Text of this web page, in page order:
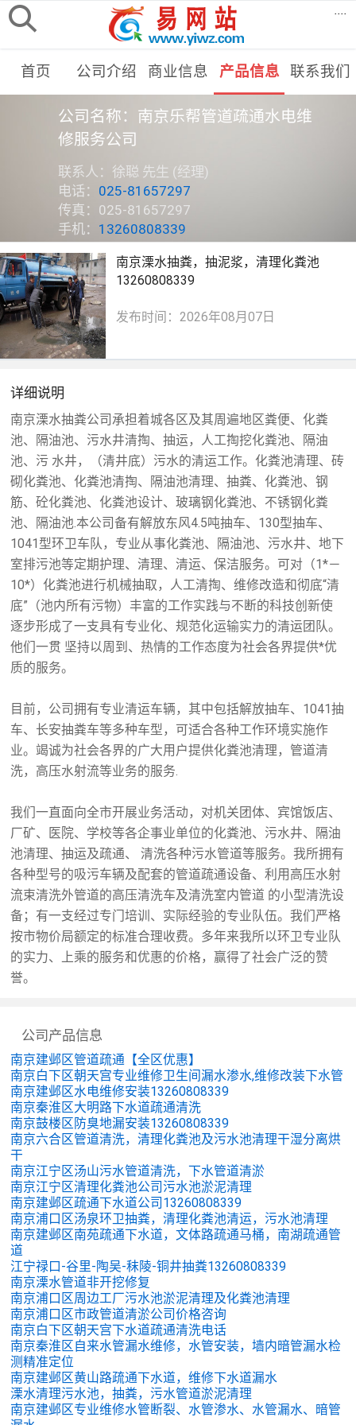
....
首页 公司介绍 商业信息 产品信息 联系我们
公司名称：南京乐帮管道疏通水电维
修服务公司
联系人：徐聪 先生 (经理)
电话： 025-81657297
传真：025-81657297
手机： 13260808339
南京溧水抽粪，抽泥浆，清理化粪池
13260808339
发布时间：2026年08月07日
详细说明
南京溧水抽粪公司承担着城各区及其周遍地区粪便、化粪
池、隔油池、污水井清掏、抽运，人工掏挖化粪池、隔油
池、污 水井，（清井底）污水的清运工作。化粪池清理、砖
砌化粪池、化粪池清掏、隔油池清理、抽粪、化粪池、钢
筋、砼化粪池、化粪池设计、玻璃钢化粪池、不锈钢化粪
池、隔油池.本公司备有解放东风4.5吨抽车、130型抽车、
1041型环卫车队，专业从事化粪池、隔油池、污水井、地下
室排污池等定期护理、清理、清运、保洁服务。可对（1*－
10*）化粪池进行机械抽取，人工清掏、维修改造和彻底“清
底”（池内所有污物）丰富的工作实践与不断的科技创新使
逐步形成了一支具有专业化、规范化运输实力的清运团队。
他们一贯 坚持以周到、热情的工作态度为社会各界提供*优
质的服务。
目前，公司拥有专业清运车辆，其中包括解放抽车、1041抽
车、长安抽粪车等多种车型，可适合各种工作环境实施作
业。竭诚为社会各界的广大用户提供化粪池清理，管道清
洗，高压水射流等业务的服务.
我们一直面向全市开展业务活动，对机关团体、宾馆饭店、
厂矿、医院、学校等各企事业单位的化粪池、污水井、隔油
池清理、抽运及疏通、 清洗各种污水管道等服务。我所拥有
各种型号的吸污车辆及配套的管道疏通设备、利用高压水射
流束清洗外管道的高压清洗车及清洗室内管道 的小型清洗设
备；有一支经过专门培训、实际经验的专业队伍。我们严格
按市物价局额定的标准合理收费。多年来我所以环卫专业队
的实力、上乘的服务和优惠的价格，赢得了社会广泛的赞
誉。
公司产品信息
南京建邺区管道疏通【全区优惠】
南京白下区朝天宫专业维修卫生间漏水渗水,维修改装下水管
南京建邺区水电维修安装13260808339
南京秦淮区大明路下水道疏通清洗
南京鼓楼区防臭地漏安装13260808339
南京六合区管道清洗，清理化粪池及污水池清理干湿分离烘
干
南京江宁区汤山污水管道清洗，下水管道清淤
南京江宁区清理化粪池公司污水池淤泥清理
南京建邺区疏通下水道公司13260808339
南京浦口区汤泉环卫抽粪，清理化粪池清运，污水池清理
南京建邺区南苑疏通下水道，文体路疏通马桶，南湖疏通管
道
江宁禄口-谷里-陶吴-秣陵-铜井抽粪13260808339
南京溧水管道非开挖修复
南京浦口区周边工厂污水池淤泥清理及化粪池清理
南京浦口区市政管道清淤公司价格咨询
南京白下区朝天宫下水道疏通清洗电话
南京秦淮区自来水管漏水维修，水管安装，墙内暗管漏水检
测精准定位
南京建邺区黄山路疏通下水道，维修下水道漏水
溧水清理污水池，抽粪，污水管道淤泥清理
南京建邺区专业维修水管断裂、水管渗水、水管漏水、暗管